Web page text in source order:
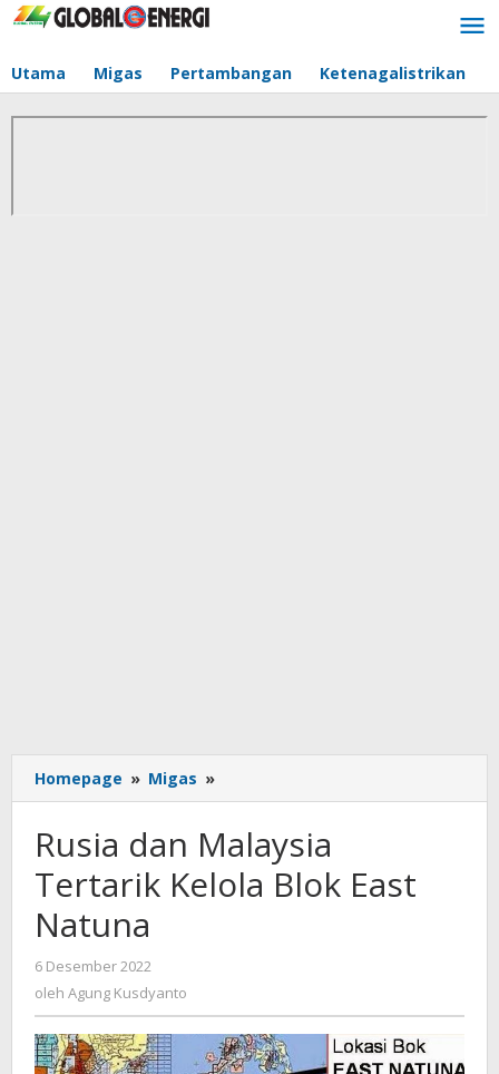
Lewati
Utama Migas Pertambangan Ketenagalistrikan
Homepage » Migas »
dan
Tertarik
Kelola
Blok
Rusia dan Malaysia
Tertarik Kelola Blok East
Natuna
6 Desember 2022
Agung
oleh Agung Kusdyanto